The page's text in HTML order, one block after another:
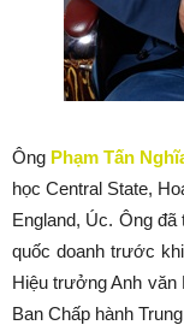
Ông Phạm Tấn
học Central State,
England, Úc. Ông
quốc doanh trước
Hiệu trưởng Anh
Ban Chấp hành